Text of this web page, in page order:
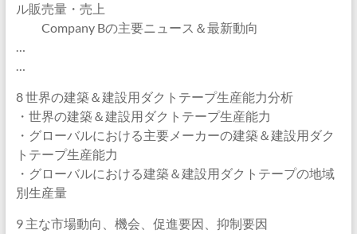
ル販売量・売上
Company Bの主要ニュース＆最新動向
…
…
8 世界の建築＆建設用ダクトテープ生産能力分析
・世界の建築＆建設用ダクトテープ生産能力
・グローバルにおける主要メーカーの建築＆建設用ダク
トテープ生産能力
・グローバルにおける建築＆建設用ダクトテープの地域
別生産量
9 主な市場動向、機会、促進要因、抑制要因